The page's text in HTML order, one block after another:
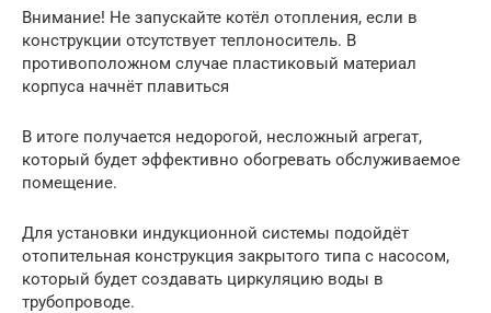
Внимание! Не запускайте котёл отопления, если в
конструкции отсутствует теплоноситель. В
противоположном случае пластиковый материал
корпуса начнёт плавиться
В итоге получается недорогой, несложный агрегат,
который будет эффективно обогревать обслуживаемое
помещение.
Для установки индукционной системы подойдёт
отопительная конструкция закрытого типа с насосом,
который будет создавать циркуляцию воды в
трубопроводе.